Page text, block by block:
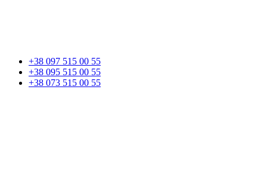
+38 097 515 00 55
+38 095 515 00 55
+38 073 515 00 55